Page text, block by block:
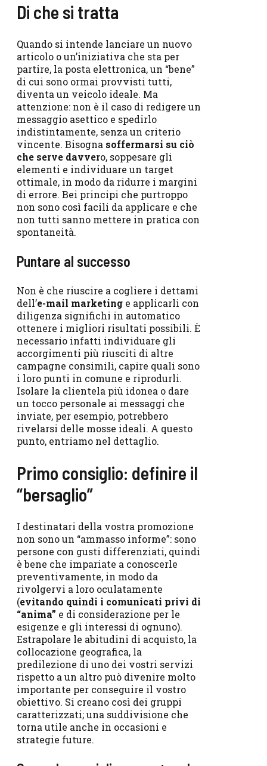
Di che si tratta
Quando si intende lanciare un nuovo
articolo o un’iniziativa che sta per
partire, la posta elettronica, un “bene”
di cui sono ormai provvisti tutti,
diventa un veicolo ideale. Ma
attenzione: non è il caso di redigere un
messaggio asettico e spedirlo
indistintamente, senza un criterio
vincente. Bisogna soffermarsi su ciò
che serve davvero, soppesare gli
elementi e individuare un target
ottimale, in modo da ridurre i margini
di errore. Bei principi che purtroppo
non sono così facili da applicare e che
non tutti sanno mettere in pratica con
spontaneità.
Puntare al successo
Non è che riuscire a cogliere i dettami
dell’e-mail marketing e applicarli con
diligenza significhi in automatico
ottenere i migliori risultati possibili. È
necessario infatti individuare gli
accorgimenti più riusciti di altre
campagne consimili, capire quali sono
i loro punti in comune e riprodurli.
Isolare la clientela più idonea o dare
un tocco personale ai messaggi che
inviate, per esempio, potrebbero
rivelarsi delle mosse ideali. A questo
punto, entriamo nel dettaglio.
Primo consiglio: definire il
“bersaglio”
I destinatari della vostra promozione
non sono un “ammasso informe”: sono
persone con gusti differenziati, quindi
è bene che impariate a conoscerle
preventivamente, in modo da
rivolgervi a loro oculatamente
(evitando quindi i comunicati privi di
“anima” e di considerazione per le
esigenze e gli interessi di ognuno).
Estrapolare le abitudini di acquisto, la
collocazione geografica, la
predilezione di uno dei vostri servizi
rispetto a un altro può divenire molto
importante per conseguire il vostro
obiettivo. Si creano così dei gruppi
caratterizzati; una suddivisione che
torna utile anche in occasioni e
strategie future.